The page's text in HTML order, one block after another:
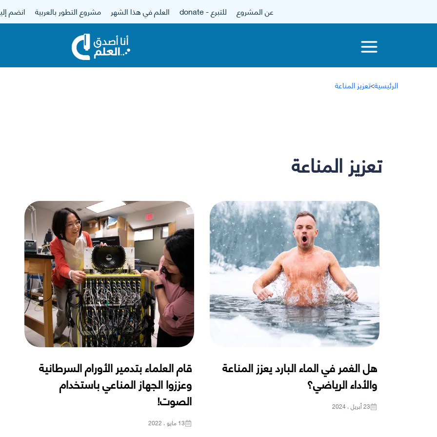
عن المشروع للتبرع - donate العلم في هذا الشهر مشروع التطور بالعربية انضم
الرئيسية>تعزيز المناعة
تعزيز المناعة
هل الغمر في الماء البارد يعزز المناعة
والأداء الرياضي؟
23 أبريل ، 2024
قام العلماء بتدمير الأورام السرطانية
وعززوا الجهاز المناعي باستخدام
الصوت!
13 مايو ، 2022